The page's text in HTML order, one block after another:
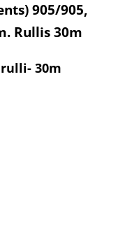
905/905,
Rullis 30m
30m